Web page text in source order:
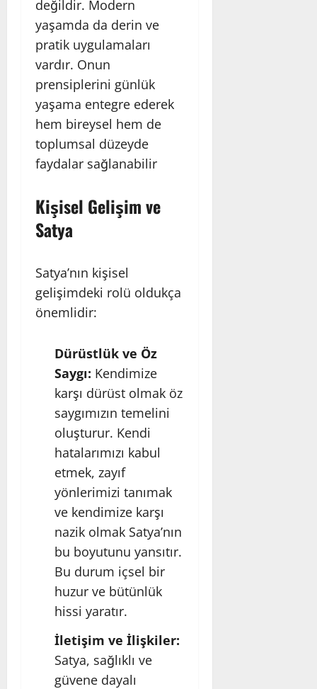
değildir. Modern
yaşamda da derin ve
pratik uygulamaları
vardır. Onun
prensiplerini günlük
yaşama entegre ederek
hem bireysel hem de
toplumsal düzeyde
faydalar sağlanabilir
Kişisel Gelişim ve
Satya
Satya’nın kişisel
gelişimdeki rolü oldukça
önemlidir:
Dürüstlük ve Öz
Saygı: Kendimize
karşı dürüst olmak öz
saygımızın temelini
oluşturur. Kendi
hatalarımızı kabul
etmek, zayıf
yönlerimizi tanımak
ve kendimize karşı
nazik olmak Satya’nın
bu boyutunu yansıtır.
Bu durum içsel bir
huzur ve bütünlük
hissi yaratır.
İletişim ve İlişkiler:
Satya, sağlıklı ve
güvene dayalı